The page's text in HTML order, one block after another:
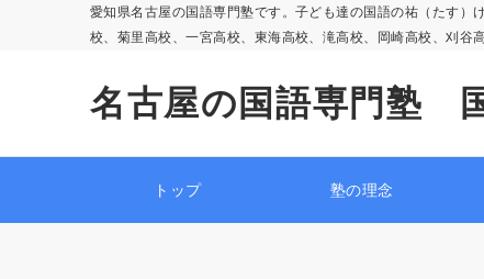
愛知県名古屋の国語専門塾です。子ども達の国語の祐（たす
校、菊里高校、一宮高校、東海高校、滝高校、岡崎高校、刈谷
名古屋の国語専門塾
トップ 塾の理念